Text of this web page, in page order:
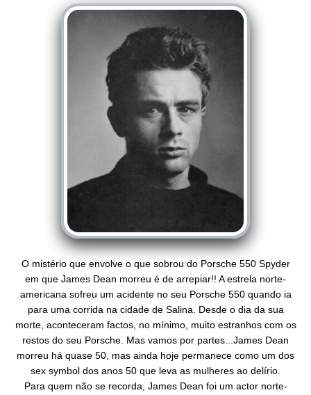
O mistério que envolve o que sobrou do Porsche 550 Spyder
em que James Dean morreu é de arrepiar!! A estrela norte-
americana sofreu um acidente no seu Porsche 550 quando ia
para uma corrida na cidade de Salina. Desde o dia da sua
morte, aconteceram factos, no mínimo, muito estranhos com os
restos do seu Porsche. Mas vamos por partes...James Dean
morreu há quase 50, mas ainda hoje permanece como um dos
sex symbol dos anos 50 que leva as mulheres ao delírio.
Para quem não se recorda, James Dean foi um actor norte-